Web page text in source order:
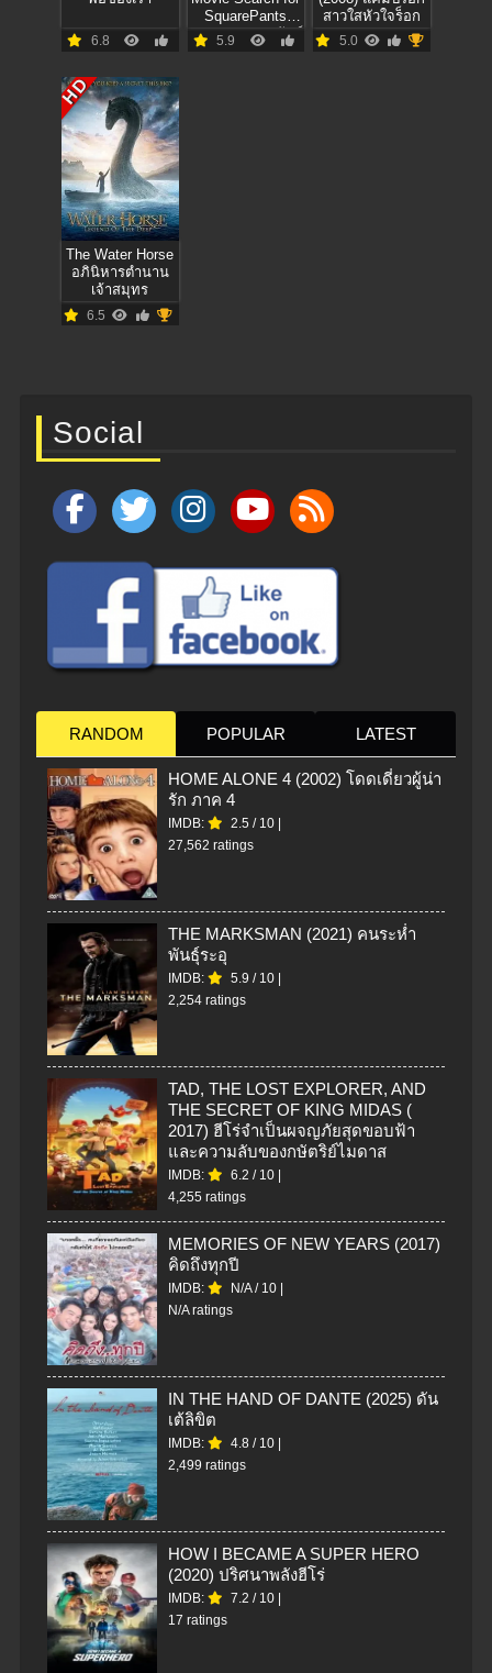
6.8
SquarePants
(2025) เดอะ สพันจ์
บ็อบ มูฟวี่ ภารกิจ
5.9
สาวใสหัวใจร็อก
5.0
HD
The Water Horse
อภินิหารตำนาน
เจ้าสมุทร
6.5
Social
RANDOM POPULAR LATEST
HOME ALONE 4 (2002) โดดเดี่ยวผู้น่า
รัก ภาค 4
IMDB: 2.5 / 10
27,562 ratings
THE MARKSMAN (2021) คนระห่ำ
พันธุ์ระอุ
IMDB: 5.9 / 10
2,254 ratings
TAD, THE LOST EXPLORER, AND
THE SECRET OF KING MIDAS (
2017) ฮีโร่จำเป็นผจญภัยสุดขอบฟ้า
และความลับของกษัตริย์ไมดาส
IMDB: 6.2 / 10
4,255 ratings
MEMORIES OF NEW YEARS (2017)
คิดถึงทุกปี
IMDB: N/A/ 10
N/A ratings
IN THE HAND OF DANTE (2025) ดัน
เต้ลิขิต
IMDB: 4.8 / 10
2,499 ratings
HOW I BECAME A SUPER HERO
(2020) ปริศนาพลังฮีโร่
IMDB: 7.2 / 10
17 ratings